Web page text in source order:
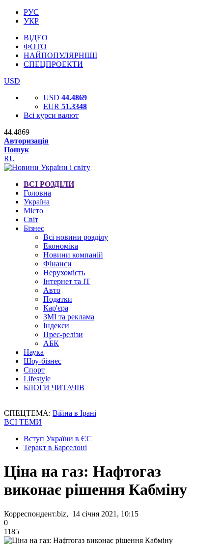
РУС
УКР
ВІДЕО
ФОТО
НАЙПОПУЛЯРНІШІ
СПЕЦПРОЕКТИ
USD
USD 44.4869
EUR 51.3348
Всі курси валют
44.4869
Авторизація
Пошук
RU
ВСІ РОЗДІЛИ
Головна
Україна
Місто
Світ
Бізнес
Всі новини розділу
Економіка
Новини компаній
Фінанси
Нерухомість
Інтернет та IT
Авто
Податки
Кар'єра
ЗМІ та реклама
Індекси
Прес-релізи
АБК
Наука
Шоу-бізнес
Спорт
Lifestyle
БЛОГИ ЧИТАЧІВ
СПЕЦТЕМА: Війна в Ірані
ВСІ ТЕМИ
Вступ України в ЄС
Теракт в Барселоні
Ціна на газ: Нафтогаз
виконає рішення Кабміну
Корреспондент.biz, 14 січня 2021, 10:15
0
1185